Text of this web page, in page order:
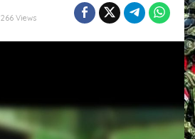
S
m
D
D
266 Views